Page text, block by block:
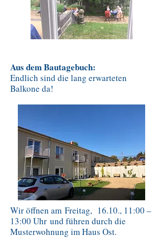
Aus dem Bautagebuch:
Endlich sind die lang erwarteten
Balkone da!
Wir öffnen am Freitag, 16.10., 11:00 –
13:00 Uhr und führen durch die
Musterwohnung im Haus Ost.